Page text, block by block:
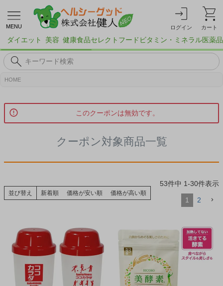
MENU ログイン カート
ダイエット 美容 健康食品セレクトフード ビタミン・ミネラル医薬品
HOME
このクーポンは無効です。
クーポン対象商品一覧
並び替え 新着順 価格が安い順 価格が高い順
53件中 1-30件表示
1 2